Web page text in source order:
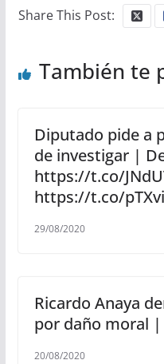
Share This Post:
También te
Diputado pide a
de investigar |
https://t.co/
https://t.co/
29/08/2020
Ricardo Anaya
por daño moral |
20/08/2020